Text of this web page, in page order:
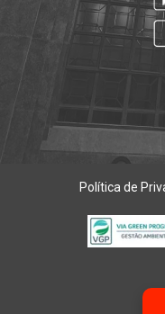
Política de